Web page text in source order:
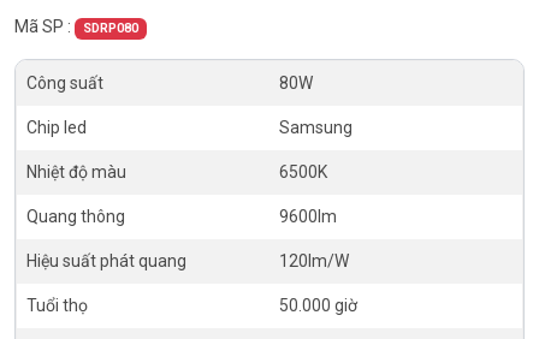
Mã SP : SDRP080
Công suất 80W
Chip led Samsung
Nhiệt độ màu 6500K
Quang thông 9600lm
Hiệu suất phát quang 120lm/W
Tuổi thọ 50.000 giờ